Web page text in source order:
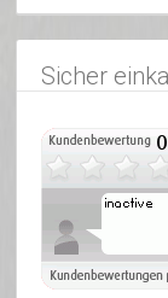
Sicher